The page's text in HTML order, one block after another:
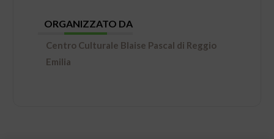
ORGANIZZATO DA
Centro Culturale Blaise Pascal di Reggio
Emilia